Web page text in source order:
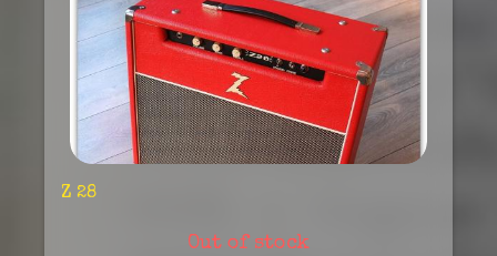
Z 28
Out of stock